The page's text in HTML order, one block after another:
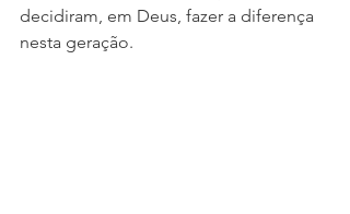
decidiram, em Deus, fazer a diferença
nesta geração.